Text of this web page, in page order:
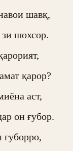
шавқ,
шохсор.
қарор?
аст,
он ғубор.